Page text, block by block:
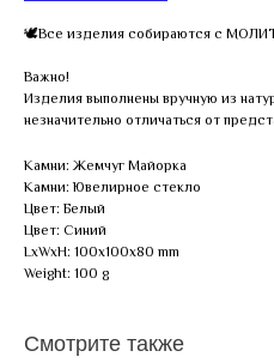
🕊Все изделия собираются с
Важно!
Изделия выполнены вручную из
незначительно отличаться от
Камни: Жемчуг Майорка
Камни: Ювелирное стекло
Цвет: Белый
Цвет: Синий
LxWxH: 100x100x80 mm
Weight: 100 g
Смотрите также